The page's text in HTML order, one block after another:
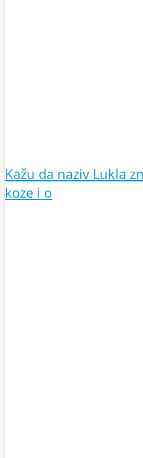
Kažu da naziv Lukla
koze i o